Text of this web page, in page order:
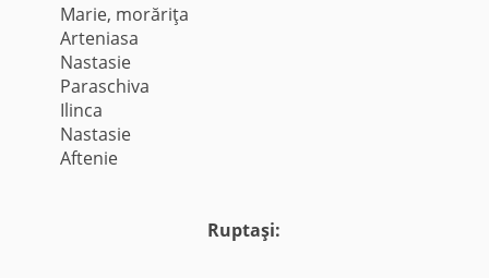
Marie, morăriţa
Arteniasa
Nastasie
Paraschiva
Ilinca
Nastasie
Aftenie
Ruptaşi: